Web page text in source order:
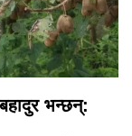
भन्छन्: